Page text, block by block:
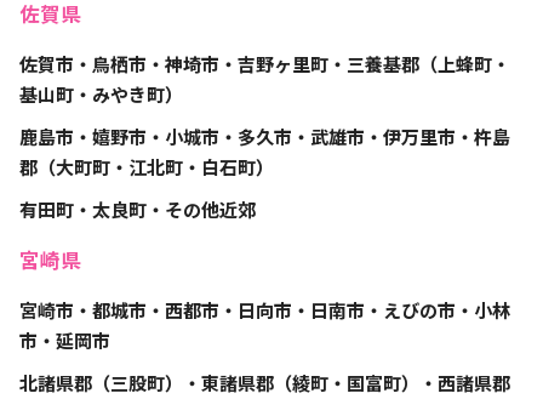
佐賀県
佐賀市・鳥栖市・神埼市・吉野ヶ里町・三養基郡（上蜂町・
基山町・みやき町）
鹿島市・嬉野市・小城市・多久市・武雄市・伊万里市・杵島
郡（大町町・江北町・白石町）
有田町・太良町・その他近郊
宮崎県
宮崎市・都城市・西都市・日向市・日南市・えびの市・小林
市・延岡市
北諸県郡（三股町）・東諸県郡（綾町・国富町）・西諸県郡